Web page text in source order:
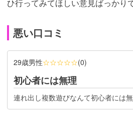
ひ行ってみてほしい意見ばっかり
悪い口コミ
29歳男性☆☆☆☆☆(0)
初心者には無理
連れ出し複数遊びなんて初心者には無